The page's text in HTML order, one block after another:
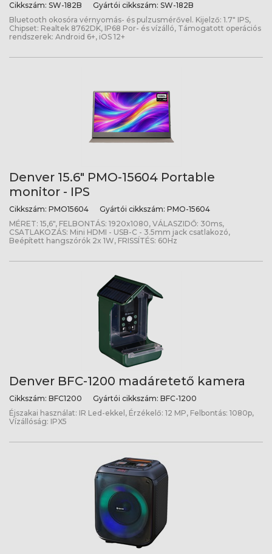
Cikkszám: SW-182B Gyártói cikkszám: SW-182B
Bluetooth okosóra vérnyomás- és pulzusmérővel. Kijelző: 1.7" IPS,
Chipset: Realtek 8762DK, IP68 Por- és vízálló, Támogatott operációs
rendszerek: Android 6+, iOS 12+
Denver 15.6" PMO-15604 Portable
monitor - IPS
Cikkszám: PMO15604 Gyártói cikkszám: PMO-15604
MÉRET: 15,6", FELBONTÁS: 1920x1080, VÁLASZIDŐ: 30ms,
CSATLAKOZÁS: Mini HDMI - USB-C - 3.5mm jack csatlakozó,
Beépített hangszórók 2x 1W, FRISSÍTÉS: 60Hz
Denver BFC-1200 madáretető kamera
Cikkszám: BFC1200 Gyártói cikkszám: BFC-1200
Éjszakai használat: IR Led-ekkel, Érzékelő: 12 MP, Felbontás: 1080p,
Vízállóság: IPX5